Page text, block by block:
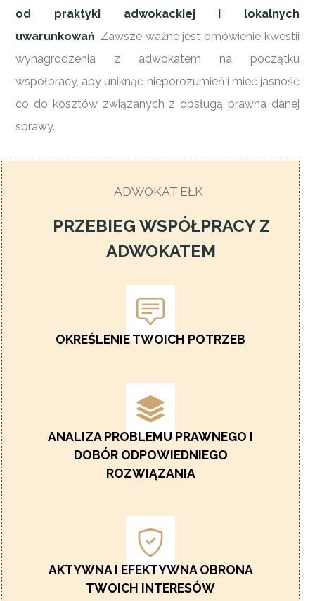
od praktyki adwokackiej i lokalnych
uwarunkowań. Zawsze ważne jest omówienie kwestii
wynagrodzenia z adwokatem na początku
współpracy, aby uniknąć nieporozumień i mieć jasność
co do kosztów związanych z obsługą prawna danej
sprawy.
ADWOKAT EŁK
PRZEBIEG WSPÓŁPRACY Z
ADWOKATEM
OKREŚLENIE TWOICH POTRZEB
ANALIZA PROBLEMU PRAWNEGO I
DOBÓR ODPOWIEDNIEGO
ROZWIĄZANIA
AKTYWNA I EFEKTYWNA OBRONA
TWOICH INTERESÓW